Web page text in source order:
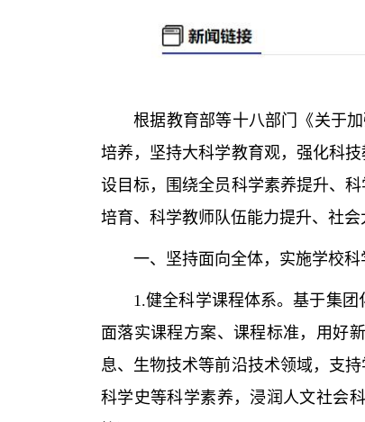
根据教育部等十八部门《关于加
培养，坚持大科学教育观，强化科
设目标，围绕全员科学素养提升、
培育、科学教师队伍能力提升、社
一、坚持面向全体，实施学校科
1.健全科学课程体系。基于集团
面落实课程方案、课程标准，用好
息、生物技术等前沿技术领域，支
科学史等科学素养，浸润人文社会